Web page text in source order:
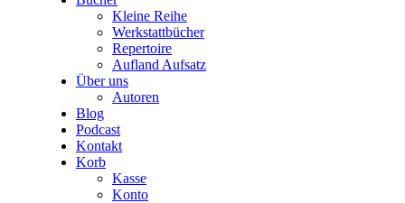
Kleine Reihe
Werkstattbücher
Repertoire
Aufland Aufsatz
Über uns
Autoren
Blog
Podcast
Kontakt
Korb
Kasse
Konto